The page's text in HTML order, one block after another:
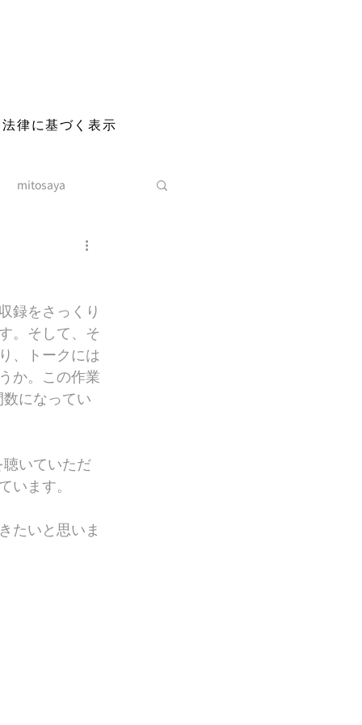
律に基づく表示
mitosaya
録をさっくり
。そして、そ
、トークには
か。この作業
になってい
いていただ
ます。
たいと思いま